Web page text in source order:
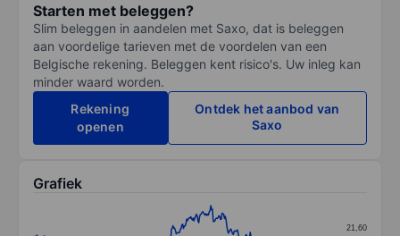
Starten met beleggen?
Slim beleggen in aandelen met Saxo, dat is beleggen
aan voordelige tarieven met de voordelen van een
Belgische rekening. Beleggen kent risico's. Uw inleg kan
minder waard worden.
Rekening
openen
Ontdek het aanbod van
Saxo
Grafiek
21,60